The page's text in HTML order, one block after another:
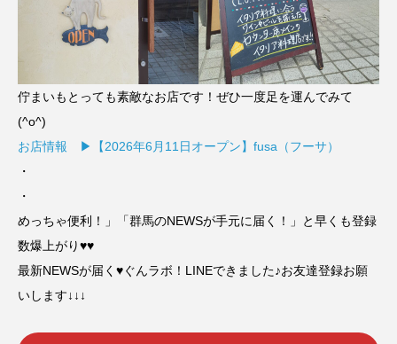
佇まいもとっても素敵なお店です！ぜひ一度足を運んでみて
(^o^)
お店情報 ▶【2026年6月11日オープン】fusa（フーサ）
・
・
めっちゃ便利！」「群馬のNEWSが手元に届く！」と早くも登録
数爆上がり♥♥
最新NEWSが届く♥ぐんラボ！LINEできました♪お友達登録お願
いします↓↓↓